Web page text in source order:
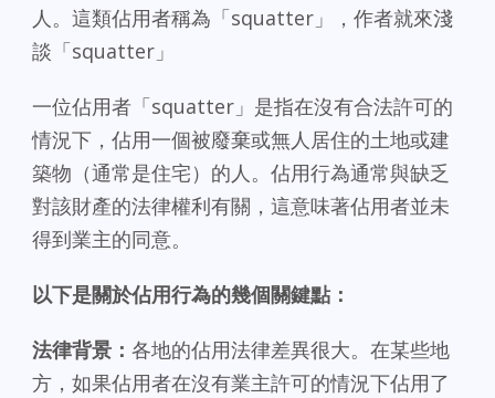
人。這類佔用者稱為「squatter」，作者就來淺
談「squatter」
一位佔用者「squatter」是指在沒有合法許可的
情況下，佔用一個被廢棄或無人居住的土地或建
築物（通常是住宅）的人。佔用行為通常與缺乏
對該財產的法律權利有關，這意味著佔用者並未
得到業主的同意。
以下是關於佔用行為的幾個關鍵點：
法律背景： 各地的佔用法律差異很大。在某些地
方，如果佔用者在沒有業主許可的情況下佔用了